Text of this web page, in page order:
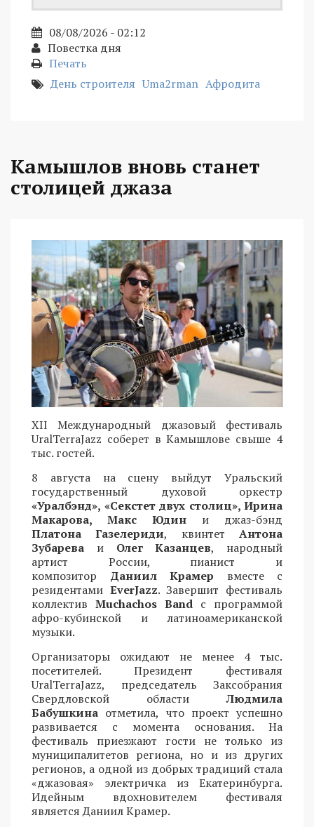
08/08/2026 - 02:12
Повестка дня
Печать
День строителя Uma2rman Афродита
Камышлов вновь станет
столицей джаза
XII Международный джазовый фестиваль
UralTerraJazz соберет в Камышлове свыше 4
тыс. гостей.
8 августа на сцену выйдут Уральский
государственный духовой оркестр
«Уралбэнд», «Секстет двух столиц», Ирина
Макарова, Макс Юдин и джаз-бэнд
Платона Газелериди, квинтетАнтона
Зубарева и Олег Казанцев, народный
артист России, пианист и
композитор Даниил Крамер вместе с
резидентами EverJazz. Завершит фестиваль
коллектив Muchachos Band с программой
афро-кубинской и латиноамериканской
музыки.
Организаторы ожидают не менее 4 тыс.
посетителей. Президент фестиваля
UralTerraJazz, председатель Заксобрания
Свердловской областиЛюдмила
Бабушкина отметила, что проект успешно
развивается с момента основания. На
фестиваль приезжают гости не только из
муниципалитетов региона, но и из других
регионов, а одной из добрых традиций стала
«джазовая» электричка из Екатеринбурга.
Идейным вдохновителем фестиваля
является Даниил Крамер.